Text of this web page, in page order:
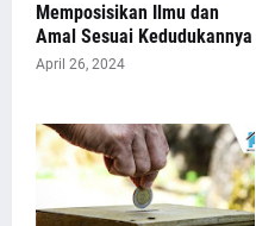
Memposisikan Ilmu dan
Amal Sesuai Kedudukannya
April 26, 2024